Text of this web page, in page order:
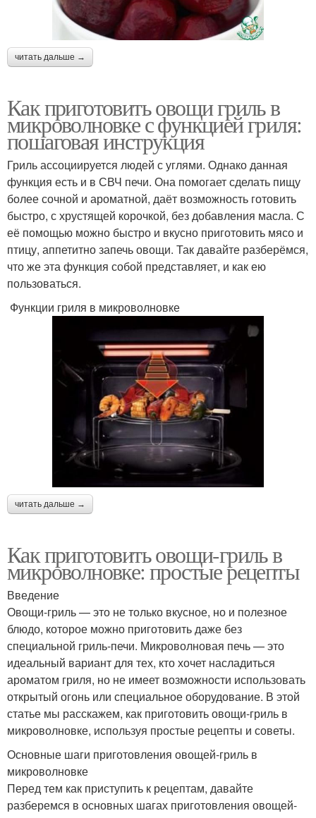
читать дальше →
Как приготовить овощи гриль в
микроволновке с функцией гриля:
пошаговая инструкция
Гриль ассоциируется людей с углями. Однако данная
функция есть и в СВЧ печи. Она помогает сделать пищу
более сочной и ароматной, даёт возможность готовить
быстро, с хрустящей корочкой, без добавления масла. С
её помощью можно быстро и вкусно приготовить мясо и
птицу, аппетитно запечь овощи. Так давайте разберёмся,
что же эта функция собой представляет, и как ею
пользоваться.
Функции гриля в микроволновке
читать дальше →
Как приготовить овощи-гриль в
микроволновке: простые рецепты
Введение
Овощи-гриль — это не только вкусное, но и полезное
блюдо, которое можно приготовить даже без
специальной гриль-печи. Микроволновая печь — это
идеальный вариант для тех, кто хочет насладиться
ароматом гриля, но не имеет возможности использовать
открытый огонь или специальное оборудование. В этой
статье мы расскажем, как приготовить овощи-гриль в
микроволновке, используя простые рецепты и советы.
Основные шаги приготовления овощей-гриль в
микроволновке
Перед тем как приступить к рецептам, давайте
разберемся в основных шагах приготовления овощей-